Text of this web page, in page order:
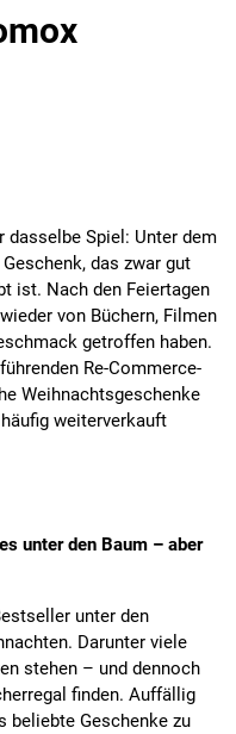
dasselbe Spiel: Unter dem
das zwar gut
ist. Nach den Feiertagen
von Büchern, Filmen
getroffen haben.
Re-Commerce-
Weihnachtsgeschenke
weiterverkauft
unter den Baum – aber
unter den
Darunter viele
stehen – und dennoch
finden. Auffällig
beliebte Geschenke zu